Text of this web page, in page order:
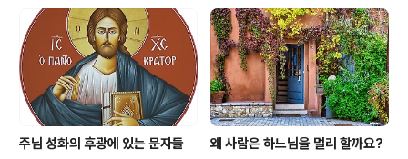
주님 성화의 후광에 있는 문자들 왜 사람은 하느님을 멀리 할까요?